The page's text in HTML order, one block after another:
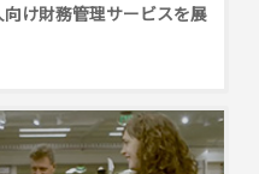
け財務管理サービスを展